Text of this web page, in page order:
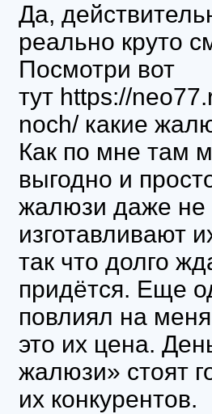
Да,
реально круто
Посмотри вот
тут https://
noch/ какие
Как по мне там
выгодно и
жалюзи даже
изготавливают
так что долго
придётся. Еще
повлиял на
это их цена.
жалюзи» стоят
их конкурентов.